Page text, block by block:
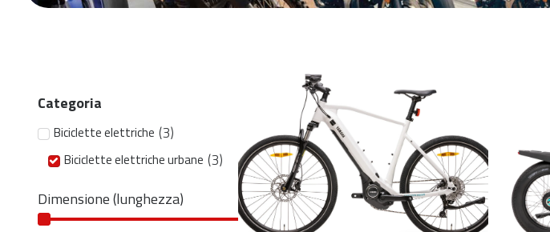
Categoria
Biciclette elettriche (3)
Biciclette elettriche urbane (3)
Dimensione (lunghezza)